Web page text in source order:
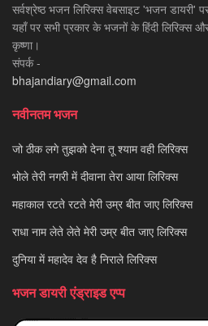
सर्वश्रेष्ठ भजन लिरिक्स वेबसाइट 'भजन डायरी'
यहाँ पर सभी प्रकार के भजनों के हिंदी लिरिक्स
कृष्णा।
संपर्क -
bhajandiary@gmail.com
नवीनतम भजन
जो ठीक लगे तुझको देना तू श्याम वही लिरिक्स
भोले तेरी नगरी में दीवाना तेरा आया लिरिक्स
महाकाल रटते रटते मेरी उम्र बीत जाए लिरिक्स
राधा नाम लेते लेते मेरी उम्र बीत जाए लिरिक्स
दुनिया में महादेव देव है निराले लिरिक्स
भजन डायरी एंड्राइड एप्प